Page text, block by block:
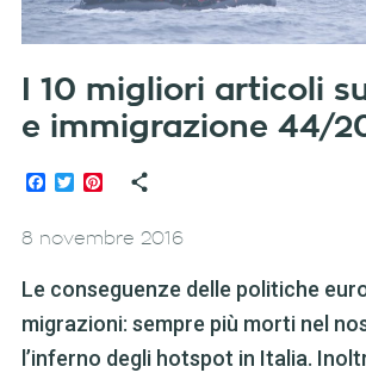
I 10 migliori articoli
e immigrazione 44/
Facebook
TwitterPinterest
8 novembre 2016
Le conseguenze delle politiche
migrazioni: sempre più morti nel
l’inferno degli hotspot in Italia.